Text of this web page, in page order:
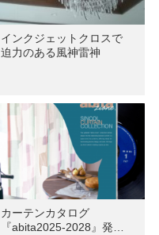
インクジェットクロスで
迫力のある風神雷神
カーテンカタログ
『abita2025-2028』発…